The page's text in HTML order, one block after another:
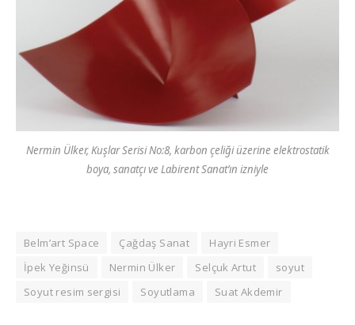
Nermin Ülker, Kuşlar Serisi No:8, karbon çeliği üzerine elektrostatik
boya, sanatçı ve Labirent Sanat’ın izniyle
Belm’art Space Çağdaş Sanat
Hayri Esmer
İpek Yeğinsü
Nermin Ülker Selçuk Artut
soyut
Soyut resim sergisi
Soyutlama Suat Akdemir